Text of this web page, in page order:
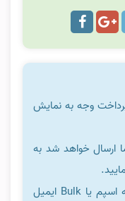
پرداخت وجه به نمایش
ارسال خواهد شد به
ممکن است ایمیل ارسالی به پوشه اسپم یا Bulk ایمیل